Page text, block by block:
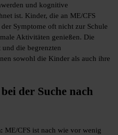
und kognitive
ist. Kinder, die an ME/CFS
Symptome oft nicht zur Schule
Aktivitäten genießen. Die
die begrenzten
sowohl die Kinder als auch ihre
der Suche nach
ME/CFS ist nach wie vor wenig